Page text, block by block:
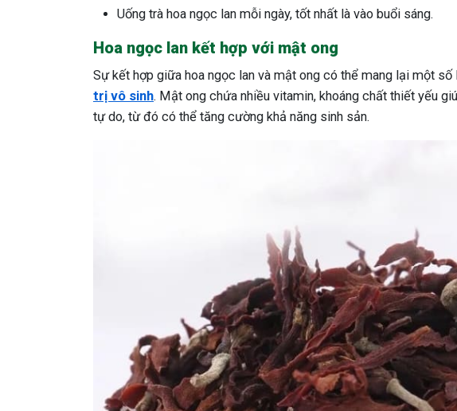
Uống trà hoa ngọc lan mỗi ngày, tốt nhất là vào buổi sáng.
Hoa ngọc lan kết hợp với mật ong
Sự kết hợp giữa hoa ngọc lan và mật ong có thể mang lại một
trị vô sinh. Mật ong chứa nhiều vitamin, khoáng chất thiết yếu
tự do, từ đó có thể tăng cường khả năng sinh sản.